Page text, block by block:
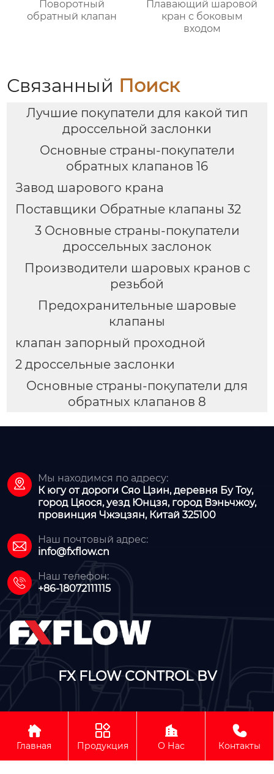
Поворотный
обратный клапан
Плавающий шаровой
кран с боковым
входом
Связанный Поиск
Лучшие покупатели для какой тип
дроссельной заслонки
Основные страны-покупатели
обратных клапанов 16
Завод шарового крана
Поставщики Обратные клапаны 32
3 Основные страны-покупатели
дроссельных заслонок
Производители шаровых кранов с
резьбой
Предохранительные шаровые
клапаны
клапан запорный проходной
2 дроссельные заслонки
Основные страны-покупатели для
обратных клапанов 8

Мы находимся по адресу:
К югу от дороги Сяо Цзин, деревня Бу Тоу,
город Цяося, уезд Юнцзя, город Вэньчжоу,
провинция Чжэцзян, Китай 325100

Наш почтовый адрес:
info@fxflow.cn

Наш телефон:
+86-18072111115
FX FLOW CONTROL BV
Авторское право©FX FLOW CONTROL BV

Главная

Продукция

О Нас

Контакты